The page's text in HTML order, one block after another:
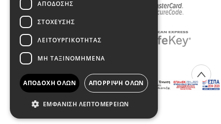
COPYRIGHT © 2026 DIMIOURGIKO VILDIRIDIS
Created with by Darkpony
ΑΠΌΔΟΣΗΣ
ΣΤΌΧΕΥΣΗΣ
ΛΕΙΤΟΥΡΓΙΚΌΤΗΤΑΣ
ΜΗ ΤΑΞΙΝΟΜΗΜΈΝΑ
ΑΠΟΔΟΧΉ ΌΛΩΝ ΑΠΌΡΡΙΨΗ ΌΛΩΝ
ΕΜΦΆΝΙΣΗ ΛΕΠΤΟΜΕΡΕΙΏΝ